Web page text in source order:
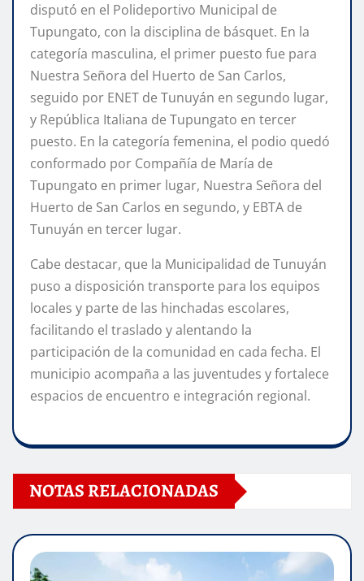
disputó en el Polideportivo Municipal de
Tupungato, con la disciplina de básquet. En la
categoría masculina, el primer puesto fue para
Nuestra Señora del Huerto de San Carlos,
seguido por ENET de Tunuyán en segundo lugar,
y República Italiana de Tupungato en tercer
puesto. En la categoría femenina, el podio quedó
conformado por Compañía de María de
Tupungato en primer lugar, Nuestra Señora del
Huerto de San Carlos en segundo, y EBTA de
Tunuyán en tercer lugar.
Cabe destacar, que la Municipalidad de Tunuyán
puso a disposición transporte para los equipos
locales y parte de las hinchadas escolares,
facilitando el traslado y alentando la
participación de la comunidad en cada fecha. El
municipio acompaña a las juventudes y fortalece
espacios de encuentro e integración regional.
NOTAS RELACIONADAS